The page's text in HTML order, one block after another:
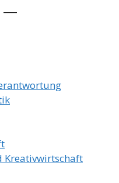
—
Kreativwirtschaft